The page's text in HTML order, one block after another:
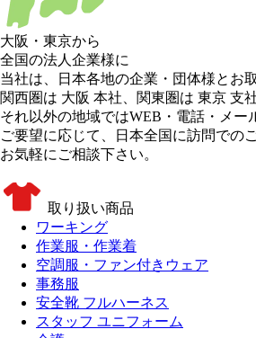
大阪 ・ 東京から
全国の法人企業様に
当社は、日本各地の企業・団体様とお
関西圏は 大阪 本社
関東圏は 東京 支
それ以外の地域ではWEB・電話・メー
ご要望に応じて、日本全国に訪問での
お気軽にご相談下さい。
取り扱い商品
ワーキング
作業服・作業着
空調服・ファン付きウェア
事務服
安全靴 フルハーネス
スタッフ ユニフォーム